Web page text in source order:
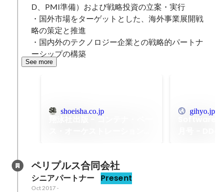
D、PMI準備）および戦略投資の立案・実行
・国外市場をターゲットとした、海外事業展開戦
略の策定と推進
・国内外のテクノロジー企業との戦略的パートナ
ーシップの構築
See more
shoeisha.co.jp gihyo.jp
ペリプルス合同会社
シニアパートナー Present
Oct 2017-